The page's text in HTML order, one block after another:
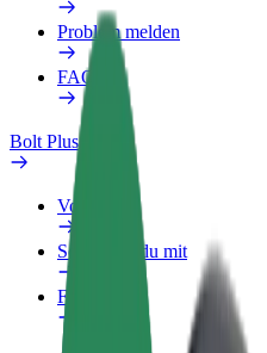
Problem melden
FAQ
Bolt Plus
Vorteile
So machst du mit
FAQ